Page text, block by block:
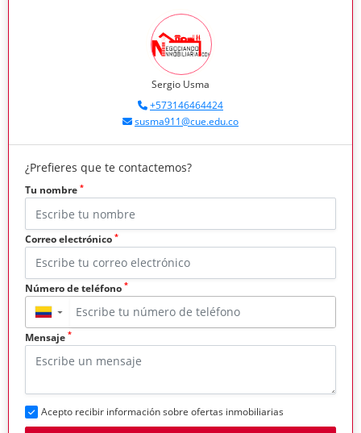
Sergio Usma
+573146464424
susma911@cue.edu.co
¿Prefieres que te contactemos?
Tu nombre *
Correo electrónico *
Número de teléfono *
▼
Mensaje *
Acepto recibir información sobre ofertas inmobiliarias